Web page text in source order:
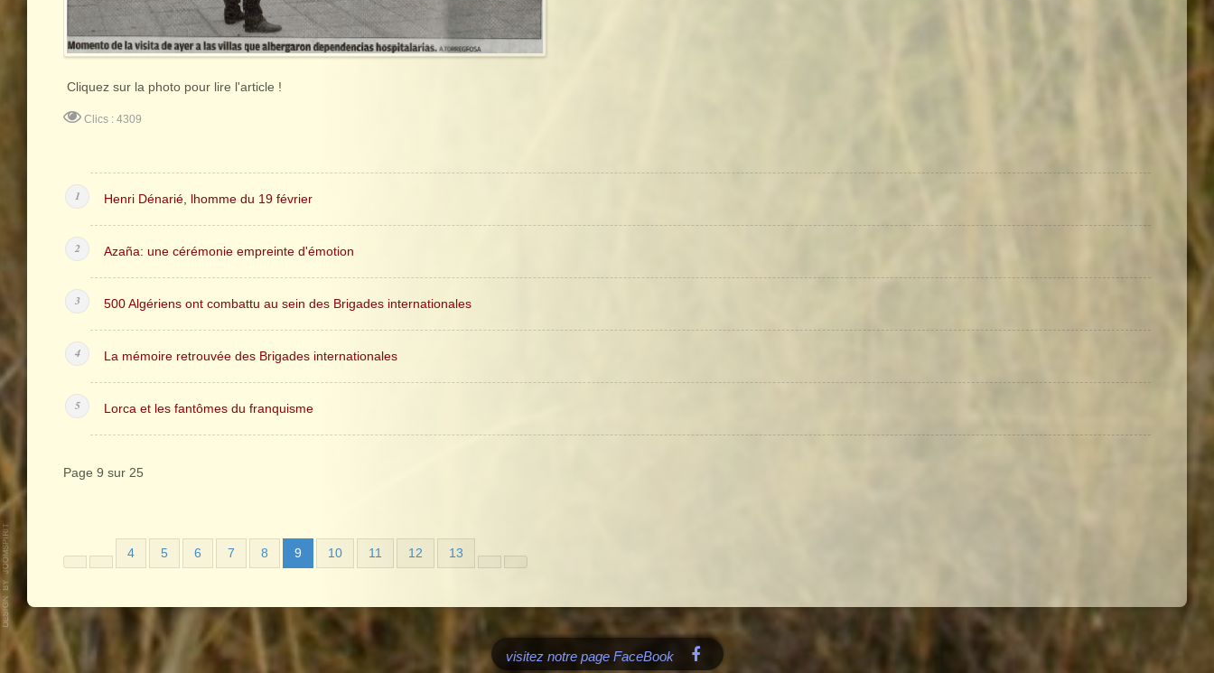
Cliquez sur la photo pour lire l'article !
Clics : 4309
Henri Dénarié, lhomme du 19 février
Azaña: une cérémonie empreinte d'émotion
500 Algériens ont combattu au sein des Brigades internationales
La mémoire retrouvée des Brigades internationales
Lorca et les fantômes du franquisme
Page 9 sur 25
4 5 6 7 8 9 10 11 12 13
visitez notre page FaceBook